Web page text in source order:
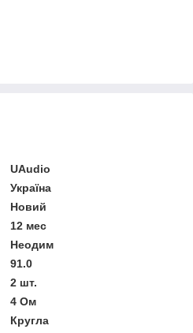
UAudio
Україна
Новий
12 мес
Неодим
91.0
2 шт.
4 Ом
Кругла